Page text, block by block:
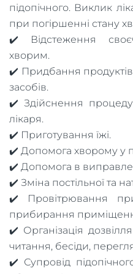
підопічного. Виклик
при погіршенні стану
✔️ Відстеження
хворим.
✔️ Придбання продуктів
засобів.
✔️ Здійснення
лікаря.
✔️ Приготування їжі.
✔️ Допомога хворому у
✔️ Допомога в
✔️ Зміна постільної та
✔️ Провітрювання
прибирання
✔️ Організація
читання, бесіди,
✔️ Супровід